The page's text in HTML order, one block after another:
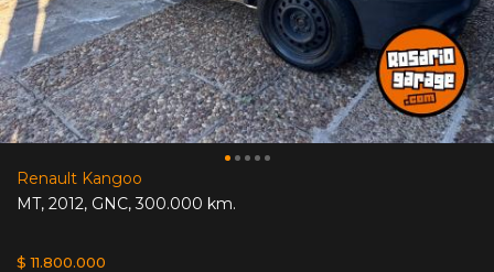
Renault Kangoo
MT, 2012, GNC,300.000 km.
$ 11.800.000